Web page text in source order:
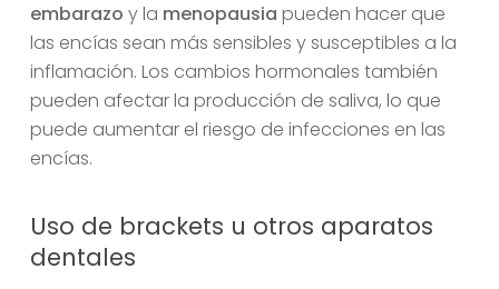
embarazo y la menopausia pueden hacer que
las encías sean más sensibles y susceptibles a la
inflamación. Los cambios hormonales también
pueden afectar la producción de saliva, lo que
puede aumentar el riesgo de infecciones en las
encías.
Uso de brackets u otros aparatos
dentales